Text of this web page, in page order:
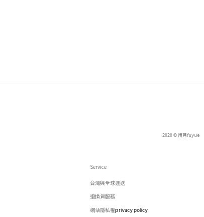
2020 © 甫月fuyue
Service
台灣與全球運送
退換貨服務
網站隱私權privacy policy